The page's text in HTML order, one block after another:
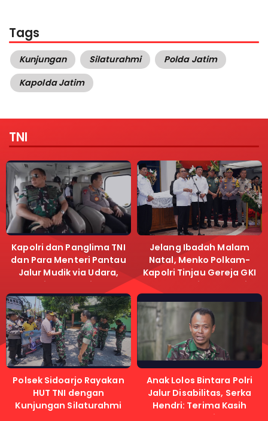
Tags
Kunjungan Silaturahmi
Polda Jatim
Kapolda Jatim
TNI
Kapolri dan Panglima TNI
dan Para Menteri Pantau
Jalur Mudik via Udara,
Pastikan Lalu Lintas
Lancar
Jelang Ibadah Malam
Natal, Menko Polkam-
Kapolri Tinjau Gereja GKI
Samanhudi dan Gereja
Immanuel
Polsek Sidoarjo Rayakan
HUT TNI dengan
Kunjungan Silaturahmi
Anak Lolos Bintara Polri
Jalur Disabilitas, Serka
Hendri: Terima Kasih
Kapolri